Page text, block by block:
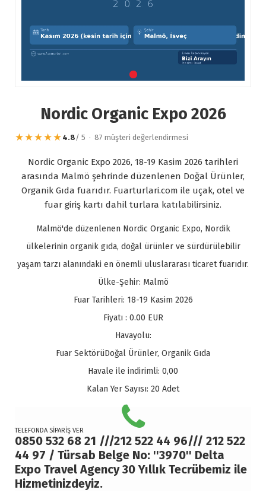
Nordic Organic Expo 2026
★★★★★ 4.8/ 5 · 87 müşteri değerlendirmesi
Nordic Organic Expo 2026, 18-19 Kasim 2026 tarihleri
arasında Malmö şehrinde düzenlenen Doğal Ürünler,
Organik Gıda fuarıdır. Fuarturlari.com ile uçak, otel ve
fuar giriş kartı dahil turlara katılabilirsiniz.
Malmö'de düzenlenen Nordic Organic Expo, Nordik
ülkelerinin organik gıda, doğal ürünler ve sürdürülebilir
yaşam tarzı alanındaki en önemli uluslararası ticaret fuarıdır.
Ülke-Şehir: Malmö
Fuar Tarihleri: 18-19 Kasim 2026
Fiyatı : 0.00 EUR
Havayolu:
Fuar SektörüDoğal Ürünler, Organik Gıda
Havale ile indirimli: 0,00
Kalan Yer Sayısı: 20 Adet
TELEFONDA SİPARİŞ VER
0850 532 68 21 ///212 522 44 96/// 212 522
44 97 / Türsab Belge No: ''3970'' Delta
Expo Travel Agency 30 Yıllık Tecrübemiz ile
Hizmetinizdeyiz.